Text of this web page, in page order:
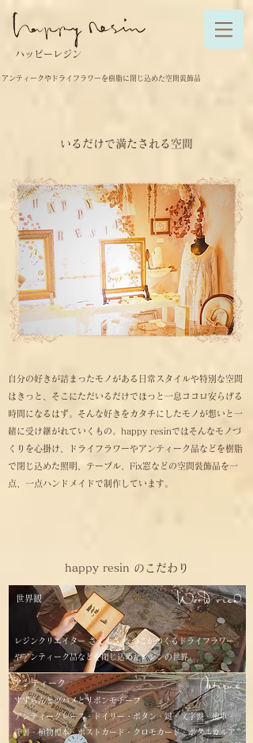
ハッピーレジン
アンティークやドライフラワーを樹脂に閉じ込めた空間装飾品
​いるだけで満たされる空間
自分の好きが詰まったモノがある日常スタイルや特別な空間
はきっと、そこにただいるだけでほっと一息ココロ安らげる
時間になるはず。そんな好きをカタチにしたモノが想いと一
緒に受け継がれていくもの。happy resinではそんなモノづ
くりを心掛け、ドライフラワーやアンティーク品などを樹脂
で閉じ込めた照明、テーブル、Fix窓などの空間装飾品を一
点、一点ハンドメイドで制作しています。
happy resin のこだわり
Antique
アンティーク
世界観
レジンクリエイター さえぐさ なつこがつくるドライフラワー
やアンティーク品などを閉じ込めたレジンの世界
World view
すずらんとツバメとリボンモチーフ
アンティークレース・ドイリー・ボタン・鍵・文字盤・歯車・
洋書・植物標本・ポストカード・クロモカード・ボタニカルア